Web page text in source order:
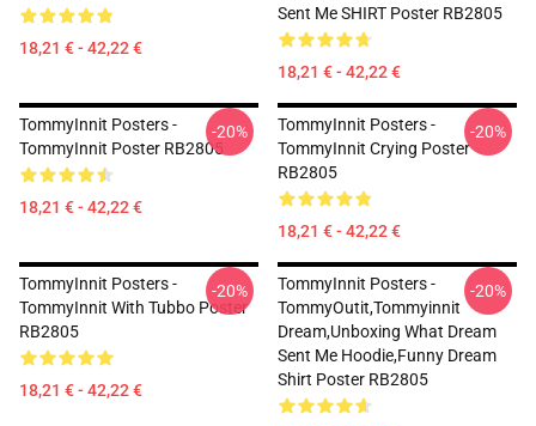
18,21 € - 42,22 €
Sent Me SHIRT Poster RB2805
18,21 € - 42,22 €
TommyInnit Posters -
TommyInnit Poster RB2805
18,21 € - 42,22 €
-20%
TommyInnit Posters -
TommyInnit Crying Poster
RB2805
18,21 € - 42,22 €
-20%
TommyInnit Posters -
TommyInnit With Tubbo Poster
RB2805
18,21 € - 42,22 €
-20%
TommyInnit Posters -
TommyOutit,Tommyinnit
Dream,Unboxing What Dream
Sent Me Hoodie,funny Dream
Shirt Poster RB2805
-20%